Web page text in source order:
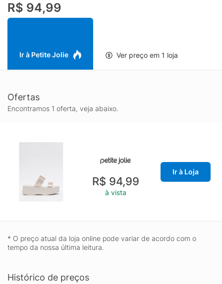
R$ 94,99
Ir à Petite Jolie Ver preço em 1 loja
Ofertas
Encontramos 1 oferta, veja abaixo.
R$ 94,99
à vista
Ir à Loja
* O preço atual da loja online pode variar de acordo com o
tempo da nossa última leitura.
Histórico de preços